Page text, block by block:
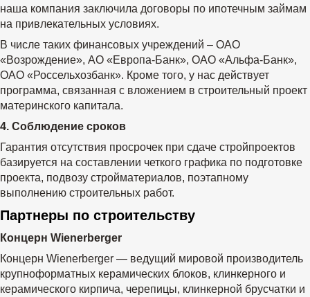
наша компания заключила договоры по ипотечным займам
на привлекательных условиях.
В числе таких финансовых учреждений – ОАО
«Возрождение», АО «Европа-Банк», ОАО «Альфа-Банк»,
ОАО «Россельхозбанк». Кроме того, у нас действует
программа, связанная с вложением в строительный проект
материнского капитала.
4. Соблюдение сроков
Гарантия отсутствия просрочек при сдаче стройпроектов
базируется на составлении четкого графика по подготовке
проекта, подвозу стройматериалов, поэтапному
выполнению строительных работ.
Партнеры по строительству
Концерн Wienerberger
Концерн Wienerberger — ведущий мировой производитель
крупноформатных керамических блоков, клинкерного и
керамического кирпича, черепицы, клинкерной брусчатки и